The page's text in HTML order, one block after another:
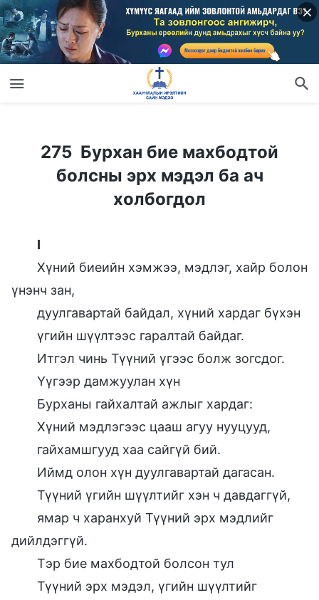
275 Бурхан бие махбодтой
болсны эрх мэдэл ба ач
холбогдол
I
Хүний биеийн хэмжээ, мэдлэг, хайр болон
үнэнч зан,
дуулгавартай байдал, хүний хардаг бүхэн
үгийн шүүлтээс гаралтай байдаг.
Итгэл чинь Түүний үгээс болж зогсдог.
Үүгээр дамжуулан хүн
Бурханы гайхалтай ажлыг хардаг:
Хүний мэдлэгээс цааш агуу нууцууд,
гайхамшгууд хаа сайгүй бий.
Иймд олон хүн дуулгавартай дагасан.
Түүний үгийн шүүлтийг хэн ч давдаггүй,
ямар ч харанхуй Түүний эрх мэдлийг
дийлдэггүй.
Тэр бие махбодтой болсон тул
Түүний эрх мэдэл, үгийн шүүлтийг